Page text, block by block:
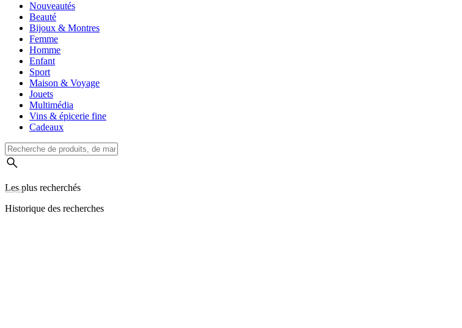
Nouveautés
Beauté
Bijoux & Montres
Femme
Homme
Enfant
Sport
Maison & Voyage
Jouets
Multimédia
Vins & épicerie fine
Cadeaux
Les plus recherchés
Historique des recherches